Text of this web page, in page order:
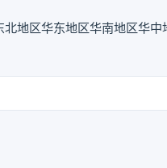
北地区华东地区华南地区华中